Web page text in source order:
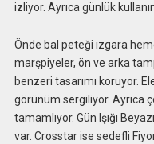
izliyor. Ayrıca günlük
Önde bal peteği ızgara
marşpiyeler, ön ve arka
benzeri tasarımı koruyor.
görünüm sergiliyor. Ayrıca
tamamlıyor. Gün Işığı
var. Crosstar ise sedefli